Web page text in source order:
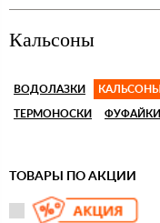
Кальсоны
ВОДОЛАЗКИ КАЛЬСОНЫ
ТЕРМОНОСКИ ФУФАЙКИ
ТОВАРЫ ПО АКЦИИ